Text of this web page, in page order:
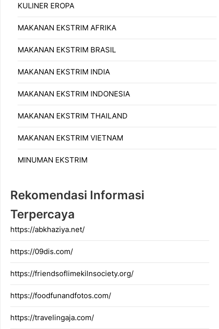
KULINER EROPA
MAKANAN EKSTRIM AFRIKA
MAKANAN EKSTRIM BRASIL
MAKANAN EKSTRIM INDIA
MAKANAN EKSTRIM INDONESIA
MAKANAN EKSTRIM THAILAND
MAKANAN EKSTRIM VIETNAM
MINUMAN EKSTRIM
Rekomendasi Informasi
Terpercaya
https://abkhaziya.net/
https://09dis.com/
https://friendsoflimekilnsociety.org/
https://foodfunandfotos.com/
https://travelingaja.com/